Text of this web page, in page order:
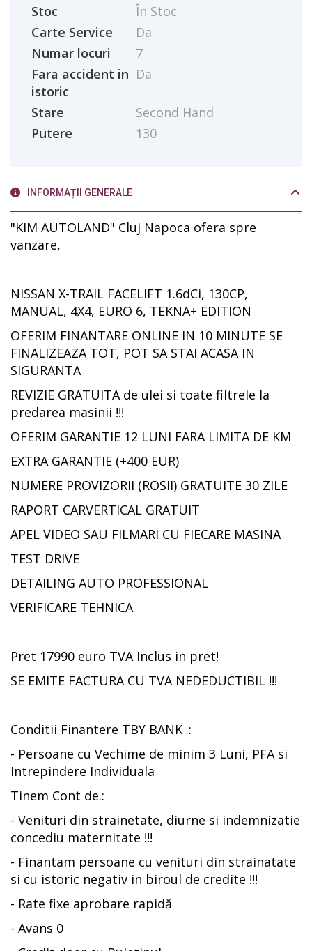
Stoc
În Stoc
Carte Service
Da
Numar locuri
7
Fara accident in
istoric
Da
Stare
Second Hand
Putere
130
INFORMAȚII GENERALE
"KIM AUTOLAND" Cluj Napoca ofera spre
vanzare,
NISSAN X-TRAIL FACELIFT 1.6dCi, 130CP,
MANUAL, 4X4, EURO 6, TEKNA+ EDITION
OFERIM FINANTARE ONLINE IN 10 MINUTE SE
FINALIZEAZA TOT, POT SA STAI ACASA IN
SIGURANTA
REVIZIE GRATUITA de ulei si toate filtrele la
predarea masinii !!!
OFERIM GARANTIE 12 LUNI FARA LIMITA DE KM
EXTRA GARANTIE (+400 EUR)
NUMERE PROVIZORII (ROSII) GRATUITE 30 ZILE
RAPORT CARVERTICAL GRATUIT
APEL VIDEO SAU FILMARI CU FIECARE MASINA
TEST DRIVE
DETAILING AUTO PROFESSIONAL
VERIFICARE TEHNICA
Pret 17990 euro TVA Inclus in pret!
SE EMITE FACTURA CU TVA NEDEDUCTIBIL !!!
Conditii Finantere TBY BANK .:
- Persoane cu Vechime de minim 3 Luni, PFA si
Intrepindere Individuala
Tinem Cont de.:
- Venituri din strainetate, diurne si indemnizatie
concediu maternitate !!!
- Finantam persoane cu venituri din strainatate
si cu istoric negativ in biroul de credite !!!
- Rate fixe aprobare rapidă
- Avans 0